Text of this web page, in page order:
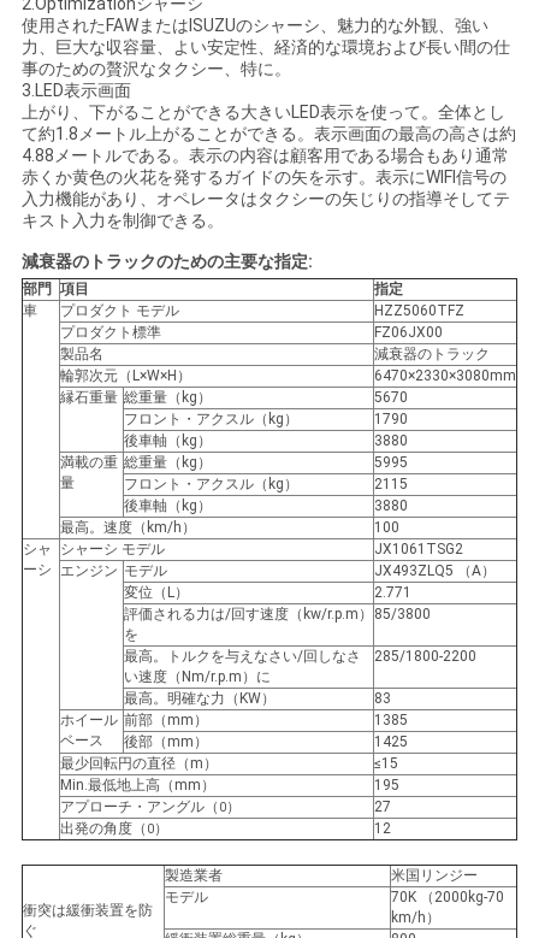
し
な
さ
い
地
図
バ
ー
使用されたFAWまたはISUZUのシャーシ、魅力的な外観、強い
力、巨大な収容量、よい安定性、経済的な環境および長い間の仕
事のための贅沢なタクシー、特に。
3.LED表示画面
上がり、下がることができる大きいLED表示を使って。全体とし
て約1.8メートル上がることができる。表示画面の最高の高さは約
4.88メートルである。表示の内容は顧客用である場合もあり通常
赤くか黄色の火花を発するガイドの矢を示す。表示にWIFI信号の
入力機能があり、オペレータはタクシーの矢じりの指導そしてテ
キスト入力を制御できる。
減衰器のトラックのための主要な指定:
部門 項目
指定
車
プロダクト モデル
HZZ5060TFZ
プロダクト標準
FZ06JX00
製品名
減衰器のトラック
輪郭次元（L×W×H）
6470×2330×3080mm
縁石重量 総重量（kg）
5670
フロント・アクスル（kg）
1790
後車軸（kg）
3880
満載の重
量
総重量（kg）
5995
フロント・アクスル（kg）
2115
後車軸（kg）
3880
最高。速度（km/h）
100
シャ
ーシ
シャーシ モデル
JX1061TSG2
エンジン モデル
JX493ZLQ5 （A）
変位（L）
2.771
評価される力は/回す速度（kw/r.p.m）
を
85/3800
最高。トルクを与えなさい/回しなさ
い速度（Nm/r.p.m）に
285/1800-2200
最高。明確な力（KW）
83
ホイール
ベース
前部（mm）
1385
後部（mm）
1425
最少回転円の直径（m）
≤15
Min.最低地上高（mm）
195
アプローチ・アングル（ 0）
27
出発の角度（ 0） 12
衝突は緩衝装置を防
ぐ
製造業者
米国リンジー
モデル
70K （2000kg-70
km/h）